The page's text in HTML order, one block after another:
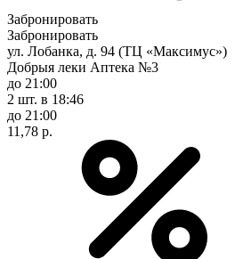
Забронировать
Забронировать
ул. Лобанка, д. 94 (ТЦ «Максимус»)
Добрыя леки Аптека №3
до 21:00
2 шт. в 18:46
до 21:00
11,78 р.